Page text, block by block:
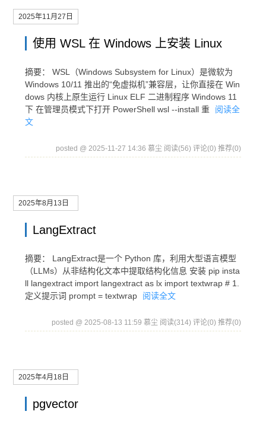
2025年11月27日
使用 WSL 在 Windows 上安装 Linux
摘要： WSL（Windows Subsystem for Linux）是微软为
Windows 10/11 推出的“免虚拟机”兼容层，让你直接在 Win
dows 内核上原生运行 Linux ELF 二进制程序 Windows 11
下 在管理员模式下打开 PowerShell wsl --install 重
阅读全
文
posted @ 2025-11-27 14:36 慕尘 阅读(56) 评论(0) 推荐(0)
2025年8月13日
LangExtract
摘要： LangExtract是一个 Python 库，利用大型语言模型
（LLMs）从非结构化文本中提取结构化信息 安装 pip insta
ll langextract import langextract as lx import textwrap # 1.
定义提示词 prompt = textwrap
阅读全文
posted @ 2025-08-13 11:59 慕尘 阅读(314) 评论(0) 推荐(0)
2025年4月18日
pgvector